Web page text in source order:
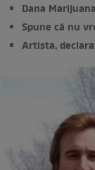
Dana
Spune că nu
Artista,